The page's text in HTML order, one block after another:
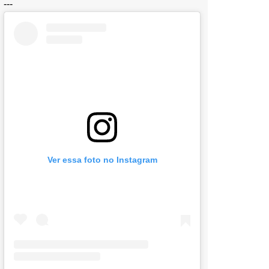
---
Ver essa foto no Instagram